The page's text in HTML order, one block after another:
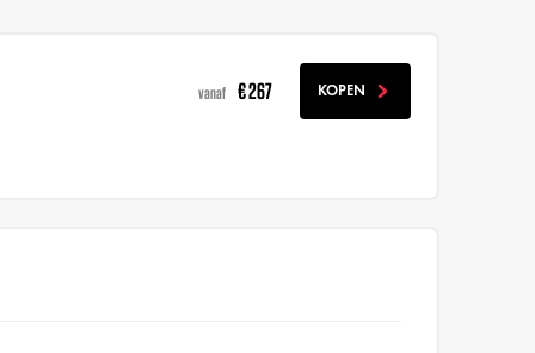
vanaf € 267 KOPEN